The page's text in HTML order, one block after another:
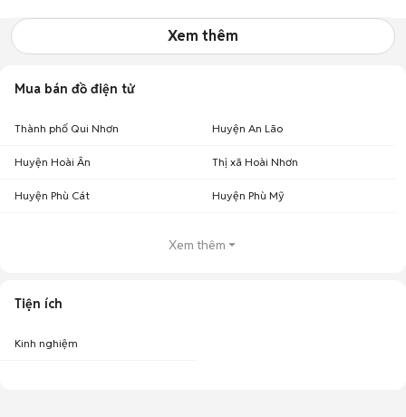
Xem thêm
Mua bán đồ điện tử
Thành phố Qui Nhơn Huyện An Lão
Huyện Hoài Ân Thị xã Hoài Nhơn
Huyện Phù Cát Huyện Phù Mỹ
Xem thêm
Tiện ích
Kinh nghiệm